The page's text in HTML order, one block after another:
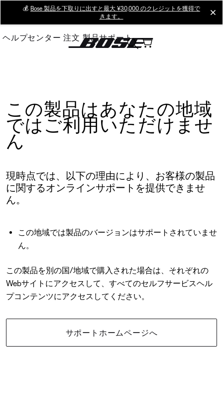
Main
💰 Bose 製品を下取りに出すと最大 ¥30,000 のクレジットを獲得で
きます。
ヘルプセンター 注文 製品サポート
この製品はあなたの地域
ではご利用いただけませ
ん
現時点では、以下の理由により、お客様の製品
に関するオンラインサポートを提供できませ
ん。
この地域では製品のバージョンはサポートされていませ
ん。
この製品を別の国/地域で購入された場合は、それぞれの
Webサイトにアクセスして、すべてのセルフサービスヘル
プコンテンツにアクセスしてください。
サポートホームページへ